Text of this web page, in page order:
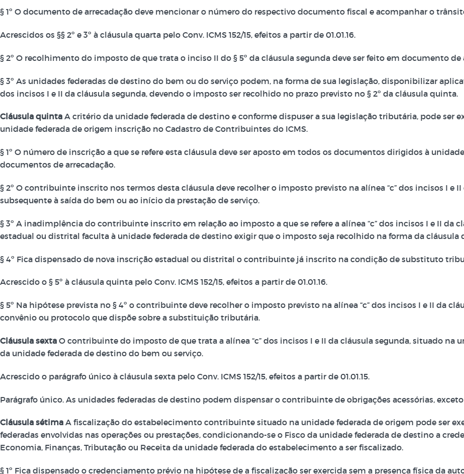
§ 1º O documento de arrecadação deve mencionar o número do respectivo documento fiscal e acompanhar o
Acrescidos os §§ 2º e 3º à cláusula quarta pelo Conv. ICMS 152/15, efeitos a partir de 01.01.16.
§ 2º O recolhimento do imposto de que trata o inciso II do § 5º da cláusula segunda deve ser feito em documento
§ 3º As unidades federadas de destino do bem ou do serviço podem, na forma de sua legislação, disponibilizar
dos incisos I e II da cláusula segunda, devendo o imposto ser recolhido no prazo previsto no § 2º da cláusula quinta.
Cláusula quinta A critério da unidade federada de destino e conforme dispuser a sua legislação tributária, pode
unidade federada de origem inscrição no Cadastro de Contribuintes do ICMS.
§ 1º O número de inscrição a que se refere esta cláusula deve ser aposto em todos os documentos dirigidos à
documentos de arrecadação.
§ 2º O contribuinte inscrito nos termos desta cláusula deve recolher o imposto previsto na alínea “c” dos incisos I e
subsequente à saída do bem ou ao início da prestação de serviço.
§ 3º A inadimplência do contribuinte inscrito em relação ao imposto a que se refere a alínea “c” dos incisos I e II da
estadual ou distrital faculta à unidade federada de destino exigir que o imposto seja recolhido na forma da cláusula
§ 4º Fica dispensado de nova inscrição estadual ou distrital o contribuinte já inscrito na condição de substituto
Acrescido o § 5º à cláusula quinta pelo Conv. ICMS 152/15, efeitos a partir de 01.01.16.
§ 5º Na hipótese prevista no § 4º o contribuinte deve recolher o imposto previsto na alínea “c” dos incisos I e II da
convênio ou protocolo que dispõe sobre a substituição tributária.
Cláusula sexta O contribuinte do imposto de que trata a alínea “c” dos incisos I e II da cláusula segunda, situado na
da unidade federada de destino do bem ou serviço.
Acrescido o parágrafo único à cláusula sexta pelo Conv. ICMS 152/15, efeitos a partir de 01.01.15.
Parágrafo único. As unidades federadas de destino podem dispensar o contribuinte de obrigações acessórias,
Cláusula sétima A fiscalização do estabelecimento contribuinte situado na unidade federada de origem pode ser
federadas envolvidas nas operações ou prestações, condicionando-se o Fisco da unidade federada de destino a
Economia, Finanças, Tributação ou Receita da unidade federada do estabelecimento a ser fiscalizado.
§ 1º Fica dispensado o credenciamento prévio na hipótese de a fiscalização ser exercida sem a presença física da